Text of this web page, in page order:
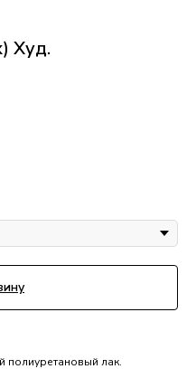
Худ.
полиуретановый лак.